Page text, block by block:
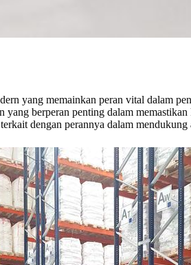
yang memainkan peran vital dalam
berperan penting dalam
dengan perannya dalam